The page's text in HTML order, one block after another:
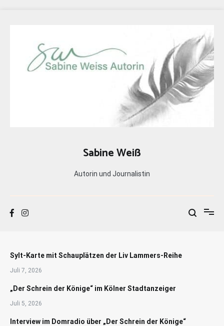
Sabine Weiß
Autorin und Journalistin
Sylt-Karte mit Schauplätzen der Liv Lammers-Reihe
Juli 7, 2026
„Der Schrein der Könige“ im Kölner Stadtanzeiger
Juli 5, 2026
Interview im Domradio über „Der Schrein der Könige“